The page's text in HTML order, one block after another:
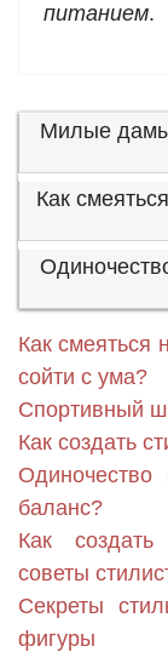
питанием.
Милые
Как
Как смеяться
сойти с ума?
Спортивный
Как создать
баланс?
Как
советы
Секреты
фигуры